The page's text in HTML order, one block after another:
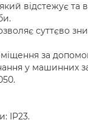
відстежує
суттєво
за
у машинних
IP23.